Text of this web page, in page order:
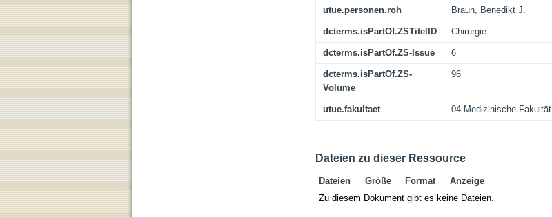
utue.personen.roh Braun, Benedikt J.
dcterms.isPartOf.ZSTitelID Chirurgie
dcterms.isPartOf.ZS-Issue 6
dcterms.isPartOf.ZS-
Volume
96
utue.fakultaet 04 Medizinische Fakultät
Dateien zu dieser Ressource
Dateien Größe Format
Anzeige
Zu diesem Dokument gibt es keine Dateien.